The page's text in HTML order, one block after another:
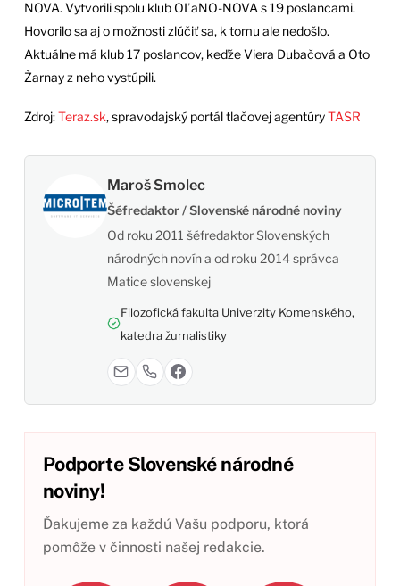
NOVA. Vytvorili spolu klub OĽaNO-NOVA s 19 poslancami.
Hovorilo sa aj o možnosti zlúčiť sa, k tomu ale nedošlo.
Aktuálne má klub 17 poslancov, keďže Viera Dubačová a Oto
Žarnay z neho vystúpili.
Zdroj:Teraz.sk, spravodajský portál tlačovej agentúryTASR
Maroš Smolec
Šéfredaktor / Slovenské národné noviny
Od roku 2011 šéfredaktor Slovenských
národných novín a od roku 2014 správca
Matice slovenskej
Filozofická fakulta Univerzity Komenského,
katedra žurnalistiky
Podporte Slovenské národné
noviny!
Ďakujeme za každú Vašu podporu, ktorá
pomôže v činnosti našej redakcie.